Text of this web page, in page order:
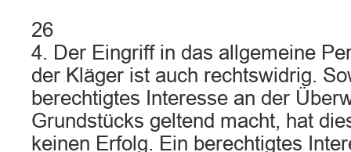
26
4. Der Eingriff in das allgemeine
der Kläger ist auch rechtswidrig.
berechtigtes Interesse an der
Grundstücks geltend macht, hat
keinen Erfolg. Ein berechtigtes